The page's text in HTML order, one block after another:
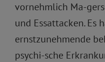
vornehmlich Ma-
und Essattacken. Es
ernstzunehmende
psychi-sche